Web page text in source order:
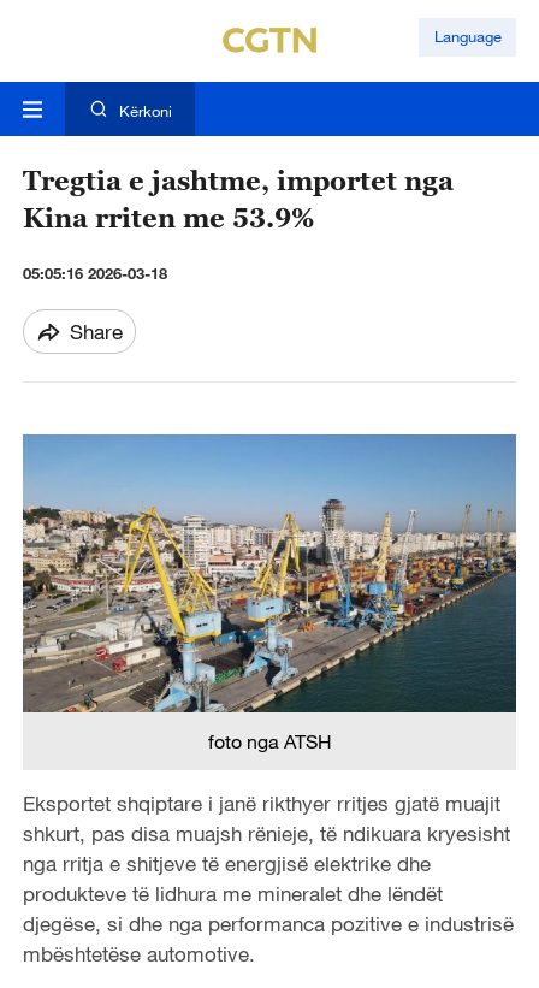
Language
Kërkoni
Tregtia e jashtme, importet nga
Kina rriten me 53.9%
05:05:16 2026-03-18
Share
foto nga ATSH
Eksportet shqiptare i janë rikthyer rritjes gjatë muajit
shkurt, pas disa muajsh rënieje, të ndikuara kryesisht
nga rritja e shitjeve të energjisë elektrike dhe
produkteve të lidhura me mineralet dhe lëndët
djegëse, si dhe nga performanca pozitive e industrisë
mbështetëse automotive.